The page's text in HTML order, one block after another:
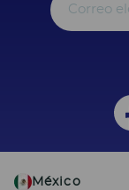
Correo
México